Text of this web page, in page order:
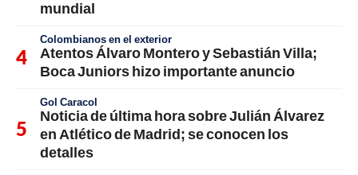
mundial
Colombianos en el exterior
Atentos Álvaro Montero y Sebastián Villa;
Boca Juniors hizo importante anuncio
Gol Caracol
Noticia de última hora sobre Julián Álvarez
en Atlético de Madrid; se conocen los
detalles